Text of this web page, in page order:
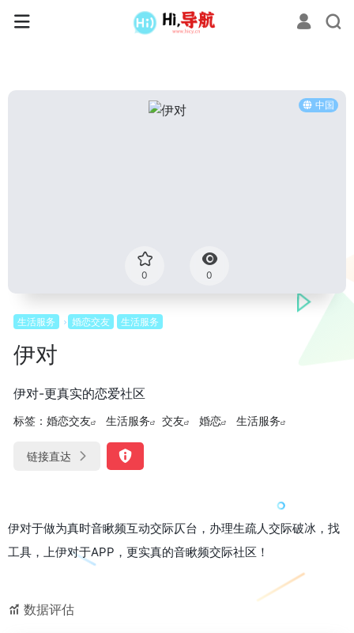
中国
0 0
生活服务 婚恋交友 生活服务
伊对
伊对-更真实的恋爱社区
标签： 婚恋交友 生活服务 交友 婚恋 生活服务
链接直达
伊对于做为真时音瞅频互动交际仄台，办理生疏人交际破冰，找
工具，上伊对于APP，更实真的音瞅频交际社区！
数据评估